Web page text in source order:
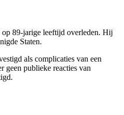
89-jarige leeftijd overleden. Hij
Staten.
als complicaties van een
geen publieke reacties van